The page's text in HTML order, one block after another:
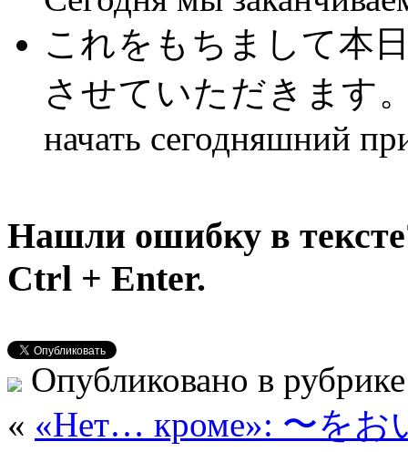
これをもちまして本
させていただきます。
начать сегодняшний
Нашли ошибку в
Ctrl + Enter.
Опубликовано в
« «Нет… кроме»: 〜を